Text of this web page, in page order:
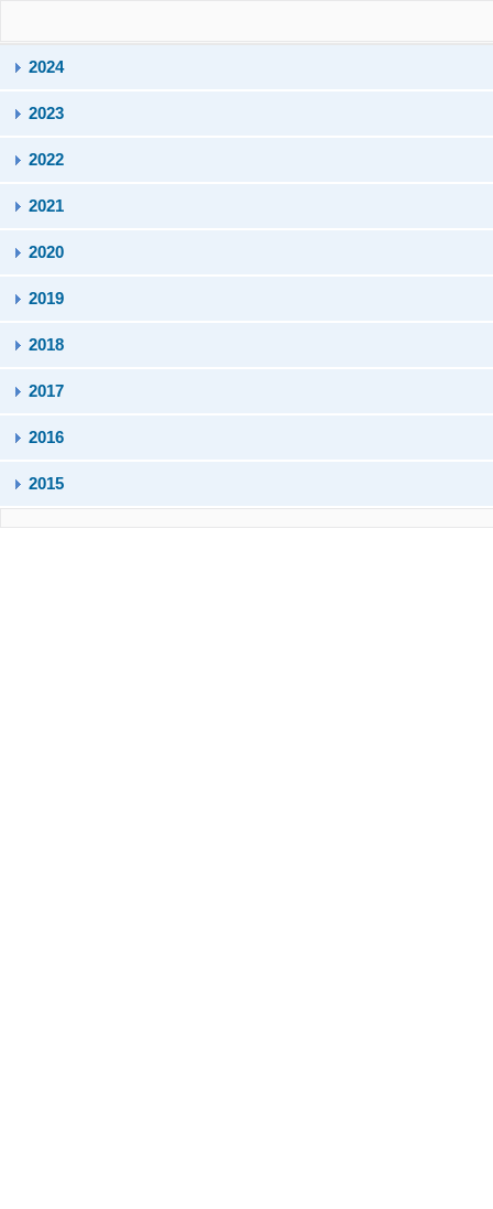
2024
2023
2022
2021
2020
2019
2018
2017
2016
2015